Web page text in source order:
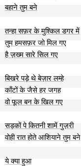
बहाने तुम बने
तन्हा सफ़र के मुश्किल डगर में
तुम हमसफ़र जो मिल गए
है ज़ख्म सारे सिल गए
बिखरे पड़े थे बेज़ार लम्हे
काँटों के जैसे हर जगह
वो फूल बन के खिल गए
सड़कों पे कितनी शामें गुज़री
वोही रात होते आशियाने तुम बने
ये क्या हुआ